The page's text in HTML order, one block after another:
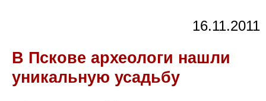
16.11.2011
В Пскове археологи нашли
уникальную усадьбу